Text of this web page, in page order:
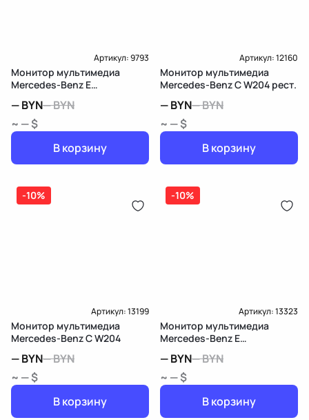
Артикул:9793
Монитор мультимедиа
Mercedes-Benz E
—BYN—BYN
~ — $
В корзину
Артикул:12160
Монитор мультимедиа
Mercedes-Benz C W204 рест.
—BYN—BYN
~ — $
В корзину
-10%
Артикул:13199
Монитор мультимедиа
Mercedes-Benz C W204
—BYN—BYN
~ — $
В корзину
-10%
Артикул:13323
Монитор мультимедиа
Mercedes-Benz E
—BYN—BYN
~ — $
В корзину